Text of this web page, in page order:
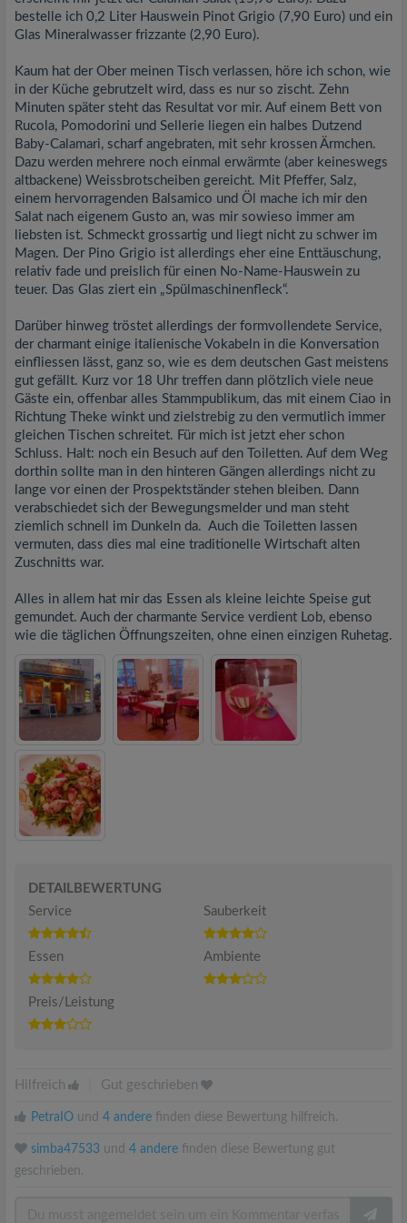
bestelle ich 0,2 Liter Hauswein Pinot Grigio (7,90 Euro) und ein
Glas Mineralwasser frizzante (2,90 Euro).
Kaum hat der Ober meinen Tisch verlassen, höre ich schon, wie
in der Küche gebrutzelt wird, dass es nur so zischt. Zehn
Minuten später steht das Resultat vor mir. Auf einem Bett von
Rucola, Pomodorini und Sellerie liegen ein halbes Dutzend
Baby-Calamari, scharf angebraten, mit sehr krossen Ärmchen.
Dazu werden mehrere noch einmal erwärmte (aber keineswegs
altbackene) Weissbrotscheiben gereicht. Mit Pfeffer, Salz,
einem hervorragenden Balsamico und Öl mache ich mir den
Salat nach eigenem Gusto an, was mir sowieso immer am
liebsten ist. Schmeckt grossartig und liegt nicht zu schwer im
Magen. Der Pino Grigio ist allerdings eher eine Enttäuschung,
relativ fade und preislich für einen No-Name-Hauswein zu
teuer. Das Glas ziert ein „Spülmaschinenfleck“.
Darüber hinweg tröstet allerdings der formvollendete Service,
der charmant einige italienische Vokabeln in die Konversation
einfliessen lässt, ganz so, wie es dem deutschen Gast meistens
gut gefällt. Kurz vor 18 Uhr treffen dann plötzlich viele neue
Gäste ein, offenbar alles Stammpublikum, das mit einem Ciao in
Richtung Theke winkt und zielstrebig zu den vermutlich immer
gleichen Tischen schreitet. Für mich ist jetzt eher schon
Schluss. Halt: noch ein Besuch auf den Toiletten. Auf dem Weg
dorthin sollte man in den hinteren Gängen allerdings nicht zu
lange vor einen der Prospektständer stehen bleiben. Dann
verabschiedet sich der Bewegungsmelder und man steht
ziemlich schnell im Dunkeln da. Auch die Toiletten lassen
vermuten, dass dies mal eine traditionelle Wirtschaft alten
Zuschnitts war.
Alles in allem hat mir das Essen als kleine leichte Speise gut
gemundet. Auch der charmante Service verdient Lob, ebenso
wie die täglichen Öffnungszeiten, ohne einen einzigen Ruhetag.
DETAILBEWERTUNG
Service
Sauberkeit
Essen Ambiente
Preis/Leistung
Hilfreich Gut geschrieben
PetraIO und 4 andere finden diese Bewertung hilfreich.
simba47533 und 4 andere finden diese Bewertung gut
geschrieben.